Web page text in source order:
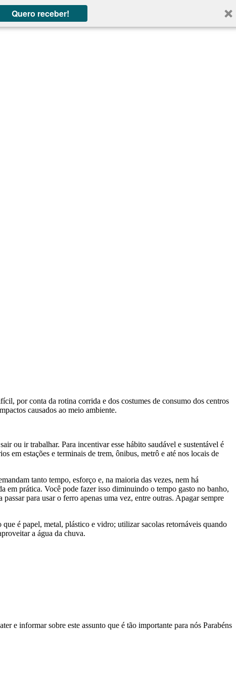
Quero receber!
por conta da rotina corrida e dos costumes de consumo dos centros
causados ao meio ambiente.
ou ir trabalhar. Para incentivar esse hábito saudável e sustentável é
em estações e terminais de trem, ônibus, metrô e até nos locais de
tanto tempo, esforço e, na maioria das vezes, nem há
em prática. Você pode fazer isso diminuindo o tempo gasto no banho,
para usar o ferro apenas uma vez, entre outras. Apagar sempre
é papel, metal, plástico e vidro; utilizar sacolas retornáveis quando
a água da chuva.
e informar sobre este assunto que é tão importante para nós Parabéns